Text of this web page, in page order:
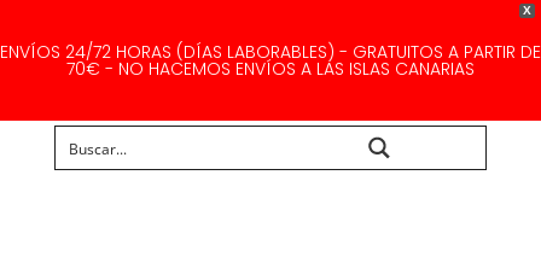
X
ENVÍOS 24/72 HORAS (DÍAS LABORABLES) - GRATUITOS A PARTIR DE
70€ - NO HACEMOS ENVÍOS A LAS ISLAS CANARIAS